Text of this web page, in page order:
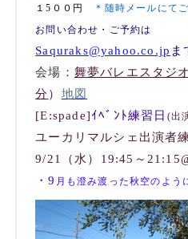
１5００円
＊随時メールにて
お 問い合わせ・ご予約は
Saquraks@yahoo.co.jp ま
会場： 舞夢バレエスタジ
分） 地図
[E:spade]ｲﾍﾞﾝﾄ練習日 (出
ユーカリマルシェ出演者
9/21（水）19:45～
・9 月も澄み渡った秋空のよう